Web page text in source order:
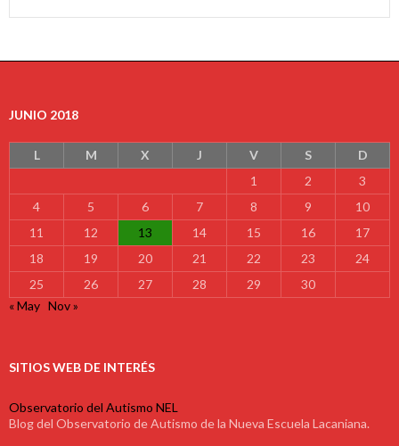
JUNIO 2018
L M X J V S
D
1
2
3
4
5 6 7 8 9
10
11
12 13 14 15 16
17
18
19 20 21 22 23
24
25
26 27 28 29
30
« May Nov »
SITIOS WEB DE INTERÉS
Observatorio del Autismo NEL
Blog del Observatorio de Autismo de la Nueva Escuela Lacaniana.